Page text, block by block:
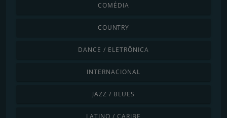
COMÉDIA
COUNTRY
DANCE / ELETRÔNICA
INTERNACIONAL
JAZZ / BLUES
LATINO / CARIBE